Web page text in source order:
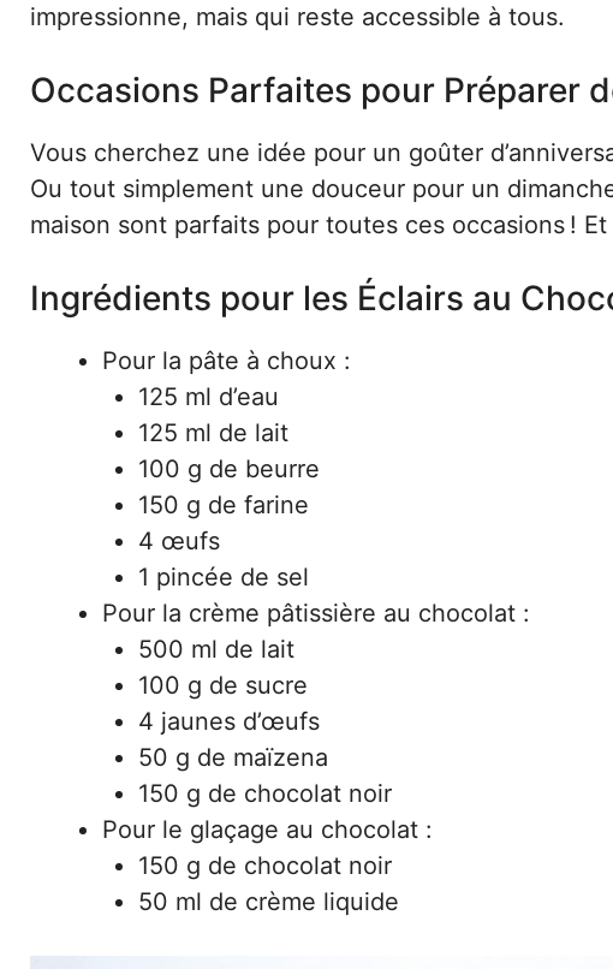
impressionne, mais qui reste accessible à tous.
Occasions Parfaites pour Préparer
Vous cherchez une idée pour un goûter
Ou tout simplement une douceur pour un
maison sont parfaits pour toutes ces occasions !
Ingrédients pour les Éclairs au
Pour la pâte à choux :
125 ml d’eau
125 ml de lait
100 g de beurre
150 g de farine
4 œufs
1 pincée de sel
Pour la crème pâtissière au chocolat :
500 ml de lait
100 g de sucre
4 jaunes d’œufs
50 g de maïzena
150 g de chocolat noir
Pour le glaçage au chocolat :
150 g de chocolat noir
50 ml de crème liquide